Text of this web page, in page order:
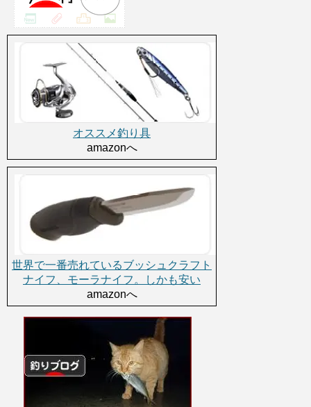
オススメ釣り具
amazonへ
世界で一番売れているブッシュクラフト
ナイフ、モーラナイフ。しかも安い
amazonへ